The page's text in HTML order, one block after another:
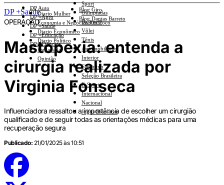
Sport
Olimpíadas
Basquete
Vôlei
Tênis
Automobilismo
Interior
Feminino
Seleção Brasileira
E-Sports
Internacional
Nacional
Jogos Escolares
DP Auto
DP +Agro
DP +Saúde
DP +Educação
DP +Ciências
Diario Mulher
Economia e Negócios Em Foco
Diario Econômico
Diario Político
Esplanada
Opinião
Blog Giro
Blog Dantas Barreto
DP +Saúde
OPERAÇÃO
Mastopexia: entenda a
cirurgia realizada por
Virginia Fonseca
Influenciadora ressaltou a importância de escolher um cirurgião
qualificado e de seguir todas as orientações médicas para uma
recuperação segura
Publicado: 21/01/2025 às 10:51